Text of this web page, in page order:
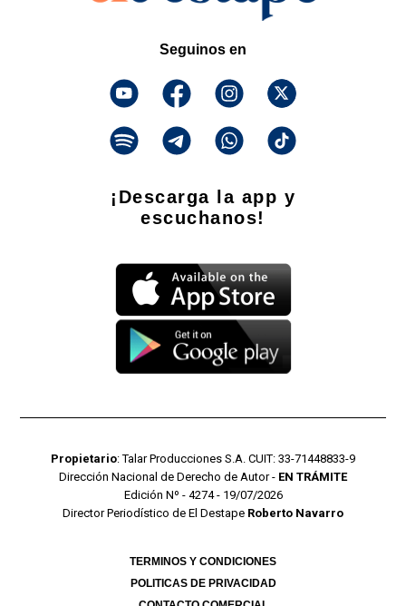
Seguinos en
¡Descarga la app y
escuchanos!
Propietario: Talar Producciones S.A. CUIT: 33-71448833-9
Dirección Nacional de Derecho de Autor - EN TRÁMITE
Edición Nº - 4274 - 19/07/2026
Director Periodístico de El Destape Roberto Navarro
TERMINOS Y CONDICIONES
POLITICAS DE PRIVACIDAD